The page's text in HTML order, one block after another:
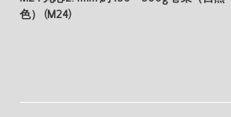
色） (M24)